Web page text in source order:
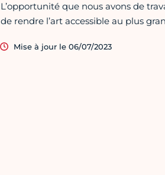
L’opportunité que nous avons de
de rendre l’art accessible au plus
Mise à jour le 06/07/2023